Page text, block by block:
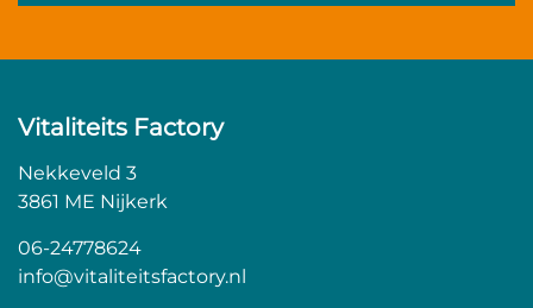
Vitaliteits Factory
Nekkeveld 3
3861 ME Nijkerk
06-24778624
info@vitaliteitsfactory.nl